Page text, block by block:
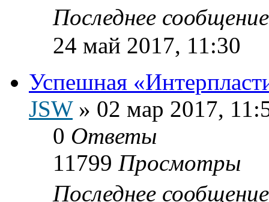
Последнее
24 май 2017, 11:30
Успешная
JSW» 02 мар 2017,
0 Ответы
11799 Просмотры
Последнее